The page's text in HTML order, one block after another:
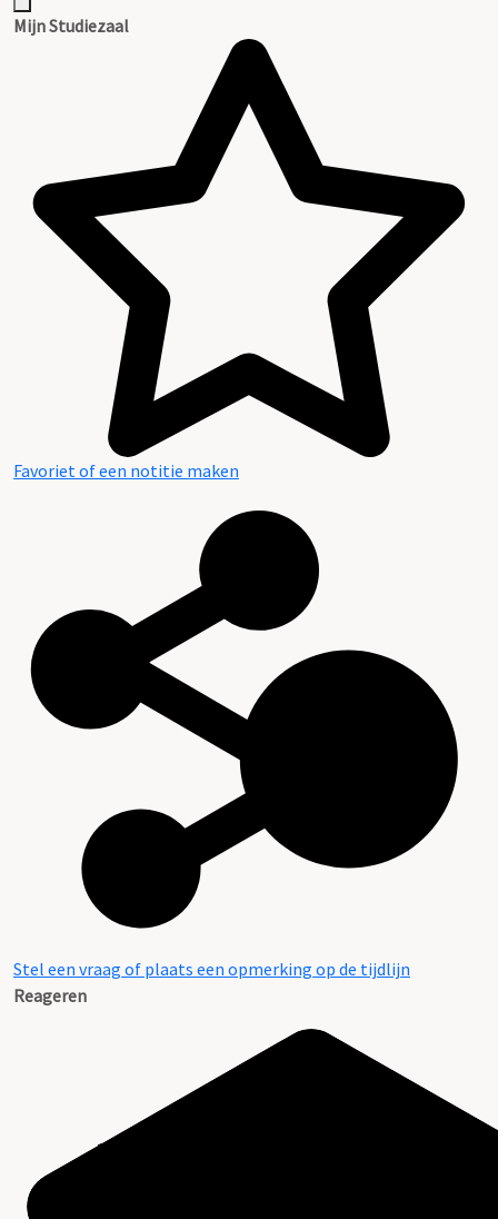
Mijn Studiezaal
Favoriet of een notitie maken
Stel een vraag of plaats een opmerking op de tijdlijn
Reageren